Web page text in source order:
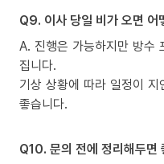
Q9. 이사 당일 비가 오면 어
A. 진행은 가능하지만 방수
집니다.
기상 상황에 따라 일정이
좋습니다.
Q10. 문의 전에 정리해두면